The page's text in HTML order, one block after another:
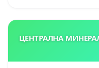
ЦЕНТРАЛНА